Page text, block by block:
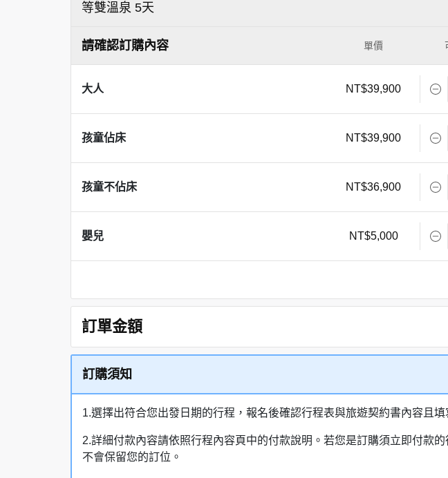
等雙溫泉 5天
請確認訂購內容 單價
大人 NT$39,900
孩童佔床 NT$39,900
孩童不佔床 NT$36,900
嬰兒 NT$5,000
訂單金額
訂購須知
1.選擇出符合您出發日期的行程，報名後確認行程表與旅遊契約書內容且
2.詳細付款內容請依照行程內容頁中的付款說明。若您是訂購須立即付款
不會保留您的訂位。